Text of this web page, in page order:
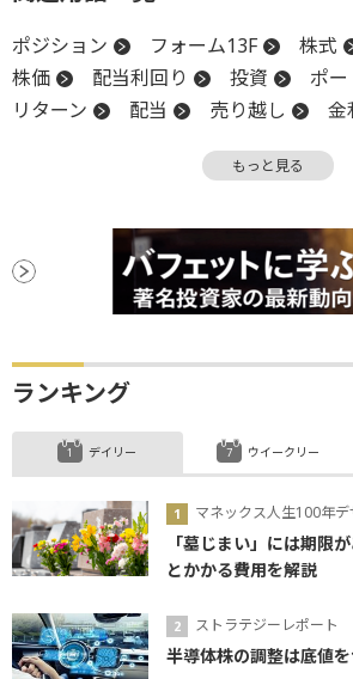
ポジション フォーム13F 株式
株価
配当利回り 投資
ポ
リターン
配当 売り越し 金
株主総会
バリュエーション
パフォーマンス
利下げ
リバランス
もっと見る
ランキング
デイリー
マネックス人生100年デ
「墓じまい」には期限
とかかる費用を解説
ストラテジーレポート
半導体株の調整は底値
ウイークリー